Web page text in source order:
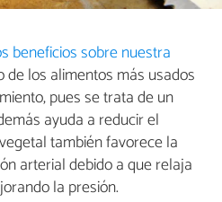
beneficios sobre nuestra
de los alimentos más usados
pues se trata de un
ayuda a reducir el
también favorece la
arterial debido a que relaja
la presión.